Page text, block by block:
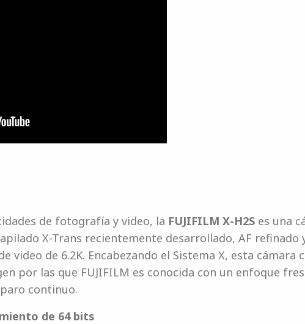
de fotografía y video, la FUJIFILM X-H2Ses una
X-Trans recientemente desarrollado, AF refinado
video de 6.2K. Encabezando el Sistema X, esta cámara
por las que FUJIFILM es conocida con un enfoque
continuo.
de 64 bits